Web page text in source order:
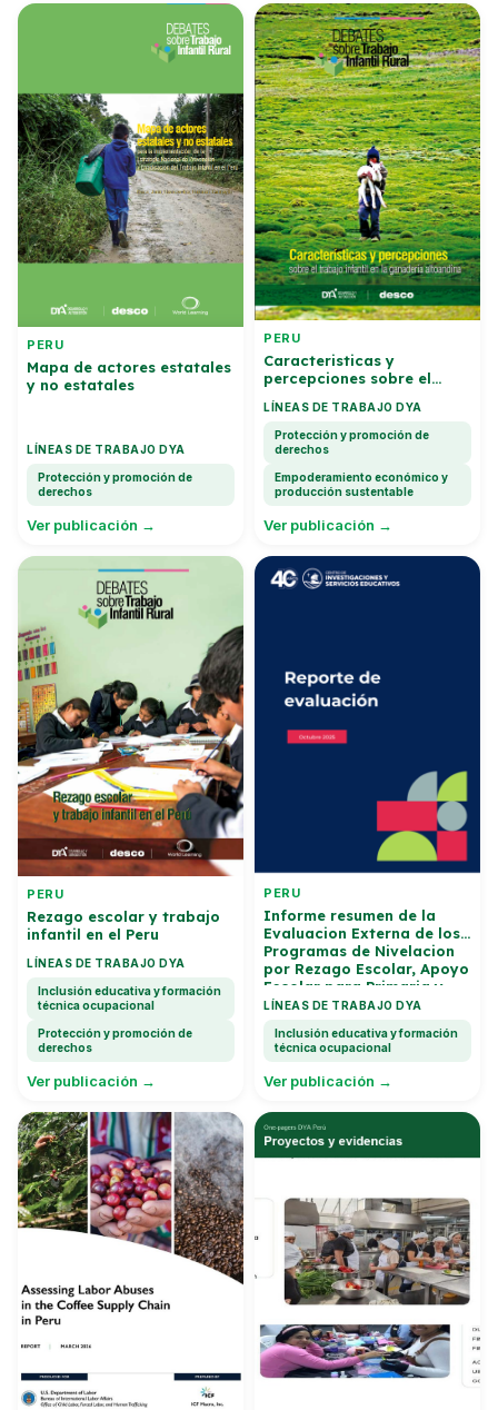
PERU
Mapa de actores estatales
y no estatales
LÍNEAS DE TRABAJO DYA
Protección y promoción de
derechos
Ver publicación →
PERU
Caracteristicas y
percepciones sobre el
ganaderia altoandina
LÍNEAS DE TRABAJO DYA
Protección y promoción de
derechos
Empoderamiento económico y
producción sustentable
Ver publicación →
PERU
Rezago escolar y trabajo
infantil en el Peru
LÍNEAS DE TRABAJO DYA
Inclusión educativa y formación
técnica ocupacional
Protección y promoción de
derechos
Ver publicación →
PERU
Informe resumen de la
Evaluacion Externa de los
Programas de Nivelacion
por Rezago Escolar, Apoyo
Escolar para Primaria y
Programa Modular de
Matematicas en
Secundaria
LÍNEAS DE TRABAJO DYA
Inclusión educativa y formación
técnica ocupacional
Ver publicación →